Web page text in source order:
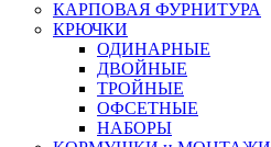
КАРПОВАЯ ФУРНИТУРА
КРЮЧКИ
ОДИНАРНЫЕ
ДВОЙНЫЕ
ТРОЙНЫЕ
ОФСЕТНЫЕ
НАБОРЫ